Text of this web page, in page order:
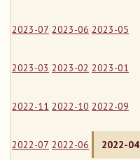
2023-07 2023-06 2023-05
2023-03 2023-02 2023-01
2022-11 2022-10 2022-09
2022-07 2022-06 2022-04